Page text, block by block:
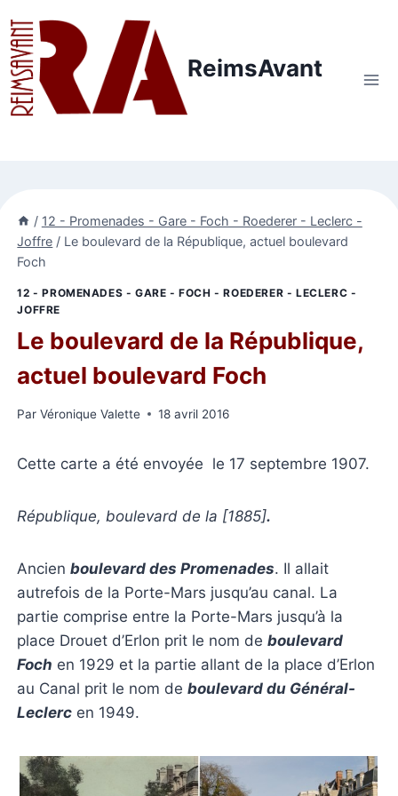
au
contenu
ReimsAvant
/ 12 - Promenades - Gare - Foch - Roederer - Leclerc -
Joffre / Le boulevard de la République, actuel boulevard
Foch
12 - PROMENADES - GARE - FOCH - ROEDERER - LECLERC -
JOFFRE
Le boulevard de la République,
actuel boulevard Foch
Par Véronique Valette 18 avril 2016
Cette carte a été envoyée le 17 septembre 1907.
République, boulevard de la [1885].
Ancienboulevard des Promenades. Il allait
autrefois de la Porte-Mars jusqu’au canal. La
partie comprise entre la Porte-Mars jusqu’à la
place Drouet d’Erlon prit le nom deboulevard
Foch en 1929 et la partie allant de la place d’Erlon
au Canal prit le nom deboulevard du Général-
Leclerc en 1949.